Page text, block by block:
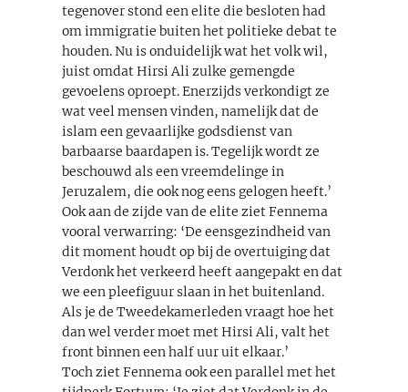
tegenover stond een elite die besloten had
om immigratie buiten het politieke debat te
houden. Nu is onduidelijk wat het volk wil,
juist omdat Hirsi Ali zulke gemengde
gevoelens oproept. Enerzijds verkondigt ze
wat veel mensen vinden, namelijk dat de
islam een gevaarlijke godsdienst van
barbaarse baardapen is. Tegelijk wordt ze
beschouwd als een vreemdelinge in
Jeruzalem, die ook nog eens gelogen heeft.’
Ook aan de zijde van de elite ziet Fennema
vooral verwarring: ‘De eensgezindheid van
dit moment houdt op bij de overtuiging dat
Verdonk het verkeerd heeft aangepakt en dat
we een pleefiguur slaan in het buitenland.
Als je de Tweedekamerleden vraagt hoe het
dan wel verder moet met Hirsi Ali, valt het
front binnen een half uur uit elkaar.’
Toch ziet Fennema ook een parallel met het